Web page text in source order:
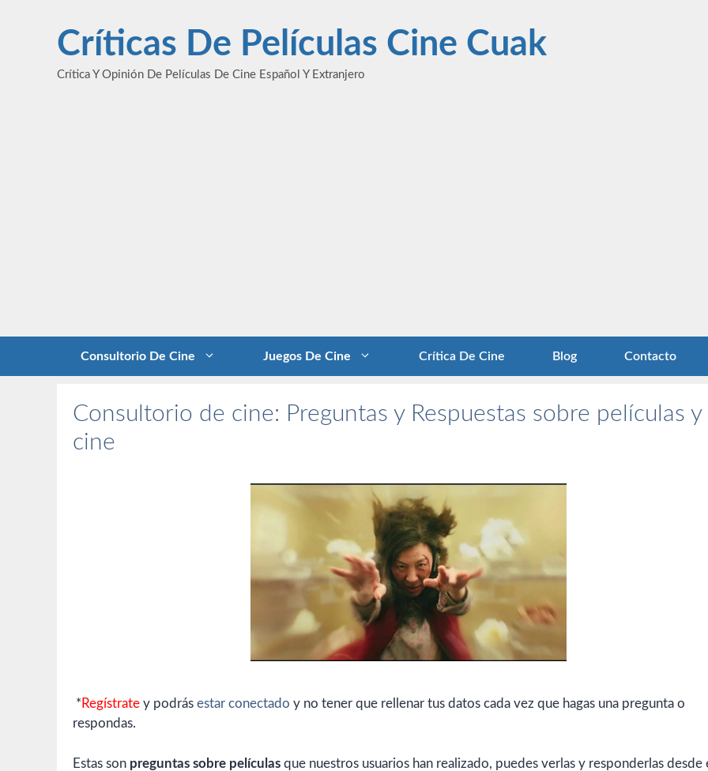
contenidoCríticas De Películas Cine Cuak
Crítica Y Opinión De Películas De Cine Español Y Extranjero
Consultorio De Cine Juegos De Cine Crítica De Cine Blog Contacto
Consultorio de cine: Preguntas y Respuestas sobre películas y
cine
* Regístrate y podrás estar conectado y no tener que rellenar tus datos cada vez que hagas una pregunta o
respondas.
Estas son preguntas sobre películas que nuestros usuarios han realizado, puedes verlas y responderlas desde